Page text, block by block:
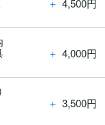
＋ 4,000円
＋ 3,500円